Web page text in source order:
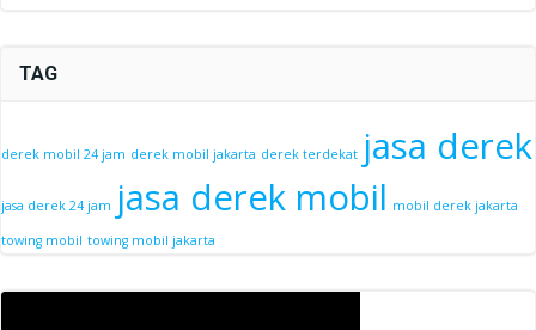
TAG
derek mobil 24 jam derek mobil jakarta derek terdekat jasa derek
jasa derek 24 jam jasa derek mobil mobil derek jakarta
towing mobil towing mobil jakarta